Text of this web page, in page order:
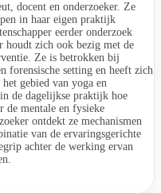
docent en onderzoeker. Ze
in haar eigen praktijk
eerder onderzoek
houdt zich ook bezig met de
Ze is betrokken bij
forensische setting en heeft zich
gebied van yoga en
de dagelijkse praktijk hoe
de mentale en fysieke
ontdekt ze mechanismen
van de ervaringsgerichte
achter de werking ervan